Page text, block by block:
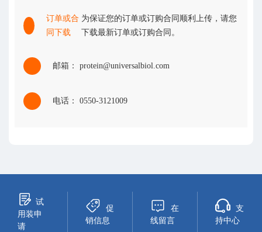
订单或合
同下载
为保证您的订单或订购合同顺利上传，请您
下载最新订单或订购合同。
邮箱： protein@universalbiol.com
电话： 0550-3121009
试
用装申
请
促
销信息
在
线留言
支
持中心